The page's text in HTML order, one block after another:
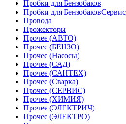
Пробки для Бензобаков
Пробки для БензобаковСервис
Провода
Прожекторы
Прочее (АВТО)
Прочее (БЕНЗО)
Прочее (Насосы)
Прочее (САД)
Прочее (САНТЕХ)
Прочее (Сварка)
Прочее (СЕРВИС)
Прочее (ХИМИЯ)
Прочее (ЭЛЕКТРИЧ)
Прочее (ЭЛЕКТРО)